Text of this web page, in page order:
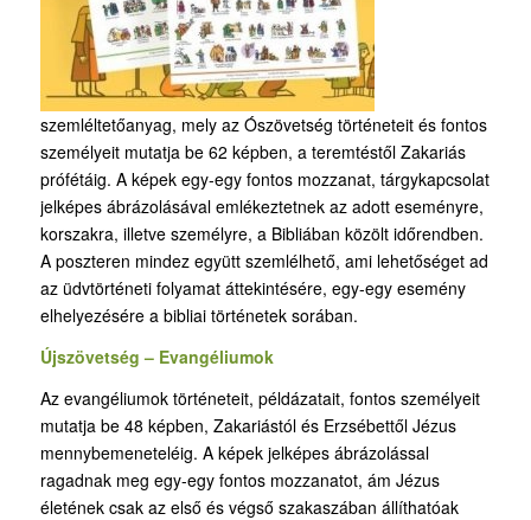
szemléltetőanyag, mely az Ószövetség történeteit és fontos
személyeit mutatja be 62 képben, a teremtéstől Zakariás
prófétáig. A képek egy-egy fontos mozzanat, tárgykapcsolat
jelképes ábrázolásával emlékeztetnek az adott eseményre,
korszakra, illetve személyre, a Bibliában közölt időrendben.
A poszteren mindez együtt szemlélhető, ami lehetőséget ad
az üdvtörténeti folyamat áttekintésére, egy-egy esemény
elhelyezésére a bibliai történetek sorában.
Újszövetség – Evangéliumok
Az evangéliumok történeteit, példázatait, fontos személyeit
mutatja be 48 képben, Zakariástól és Erzsébettől Jézus
mennybemeneteléig. A képek jelképes ábrázolással
ragadnak meg egy-egy fontos mozzanatot, ám Jézus
életének csak az első és végső szakaszában állíthatóak